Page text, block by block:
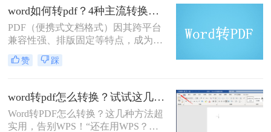
局，还方便分享、分发，并能有效防
止文档内容被篡改。那么word转换成
pdf怎么操作呢？下面将详细介绍几种
将Word转换成PDF的方法。
word如何转pdf？4种主流转换方法详解！
PDF（便携式文档格式）因其跨平台
兼容性强、排版固定等特点，成为文
档分享和打印的首选格式。那么word
如何转pdf呢？本文将详细介绍Word
转换任务。
赞 踩
word转pdf怎么转换？试试这几种方法超实用！
Word转PDF怎么转换？这几种方法超
实用，告别WPS！“还在用WPS？这